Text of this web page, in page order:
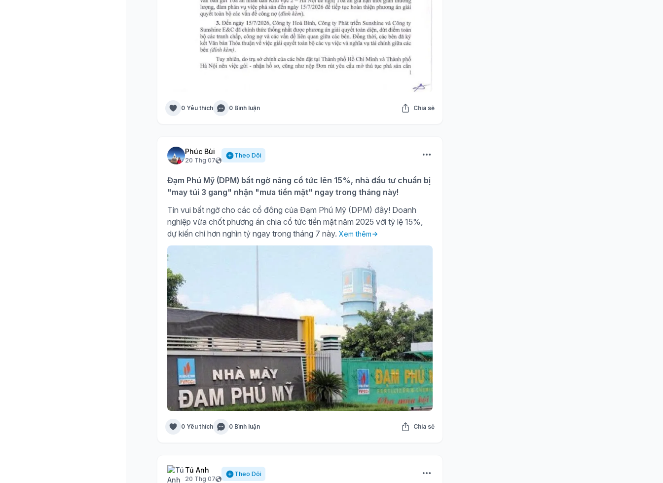
0 Yêu thích 0 Bình luận Chia sẻ
Phúc Bùi
20 Thg 07
Theo Dõi
Đạm Phú Mỹ (DPM) bất ngờ nâng cổ tức lên 15%, nhà đầu tư chuẩn bị
"may túi 3 gang" nhận "mưa tiền mặt" ngay trong tháng này!
Tin vui bất ngờ cho các cổ đông của Đạm Phú Mỹ (DPM) đây! Doanh
nghiệp vừa chốt phương án chia cổ tức tiền mặt năm 2025 với tỷ lệ 15%,
dự kiến chi hơn nghìn tỷ ngay trong tháng 7 này. Xem thêm
0 Yêu thích 0 Bình luận Chia sẻ
Tú Anh
20 Thg 07
Theo Dõi